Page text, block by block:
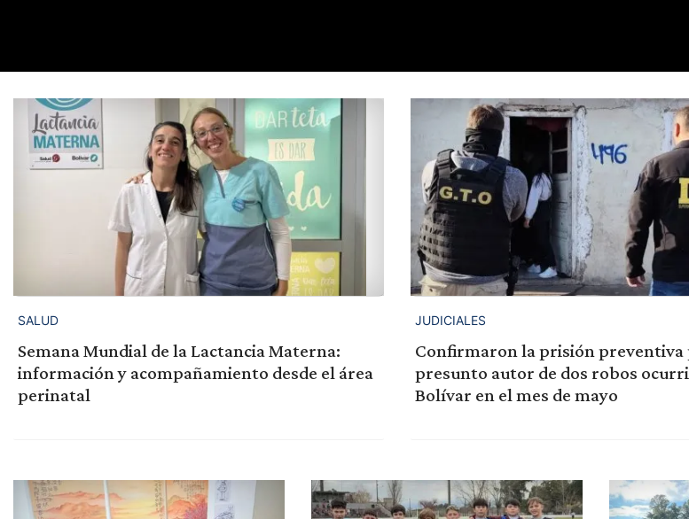
SALUD
Semana Mundial de la Lactancia Materna:
información y acompañamiento desde el área
perinatal
JUDICIALES
Confirmaron la prisión preventiva
presunto autor de dos robos
Bolívar en el mes de mayo